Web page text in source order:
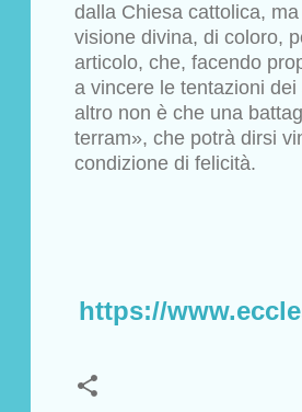
dalla Chiesa cattolica,
visione divina, di coloro,
articolo, che, facendo
a vincere le tentazioni dei
altro non è che una
terram», che potrà dirsi
condizione di felicità.
https://